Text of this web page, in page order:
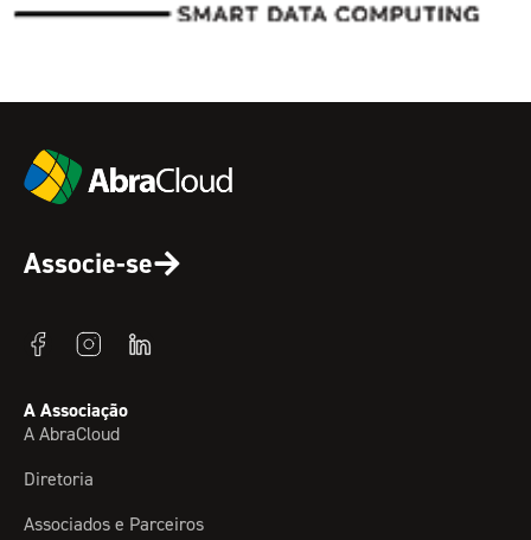
Associe-se
A Associação
A AbraCloud
Diretoria
Associados e Parceiros